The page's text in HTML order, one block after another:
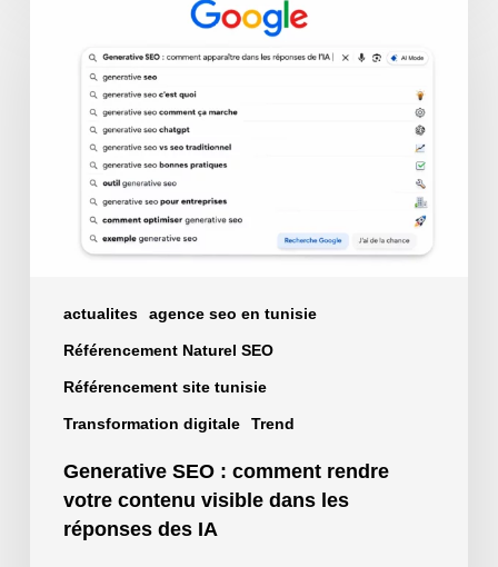
actualites agence seo en tunisie
Référencement Naturel SEO
Référencement site tunisie
Transformation digitale Trend
comment
contenu
Generative SEO : comment rendre
votre contenu visible dans les
réponses des IA